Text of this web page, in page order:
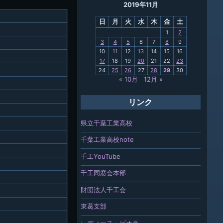
校
ちば
2019年11月
日 月 火 水 木 金 土
1
2
3
4 5 6 7 8
9
10
11 12 13 14 15
16
17
18 19 20 21 22
23
24
25 26 27 28 29 30
« 10月 12月 »
リンク
県立千葉工業高校
千葉工業高校note
千工YouTube
千工同窓会本部
財団法人千工会
東葛支部